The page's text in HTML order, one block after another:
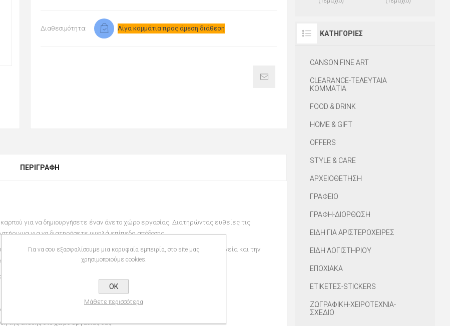
Διαθεσιμότητα: Λίγα κομμάτια προς άμεση διάθεση
ΠΕΡΙΓΡΑΦΉ
για να δημιουργήσετε έναν άνετο χώρο εργασίας. Διατηρώντας ευθείες τις
για να διατηρήσετε υψηλά επίπεδα απόδοσης.
αυτό το κομψό μαξιλαράκι καρπού για ποντίκι θα βελτιώσει την υγεία και την
χώρο εργασίας που σας κρατά σε κίνηση όλη μέρα.
της άνεσης στο χώρο εργασίας σας
της άνεσης στο χώρο εργασίας σας
ΚΑΤΗΓΟΡΊΕΣ
CANSON FINE ART
CLEARANCE-ΤΕΛΕΥΤΑΙΑ
ΚΟΜΜΑΤΙΑ
FOOD & DRINK
HOME & GIFT
OFFERS
STYLE & CARE
ΑΡΧΕΙΟΘΕΤΗΣΗ
ΓΡΑΦΕΙΟ
ΓΡΑΦΗ-ΔΙΟΡΘΩΣΗ
ΕΙΔΗ ΓΙΑ ΑΡΙΣΤΕΡΟΧΕΙΡΕΣ
ΕΙΔΗ ΛΟΓΙΣΤΗΡΙΟΥ
ΕΠΟΧΙΑΚΑ
ΕΤΙΚΕΤΕΣ-STICKERS
ΖΩΓΡΑΦΙΚΗ-ΧΕΙΡΟΤΕΧΝΙΑ-
ΣΧΕΔΙΟ
Για να σου εξασφαλίσουμε μια κορυφαία εμπειρία, στο site μας
χρησιμοποιούμε cookies.
OK
Μάθετε περισσότερα